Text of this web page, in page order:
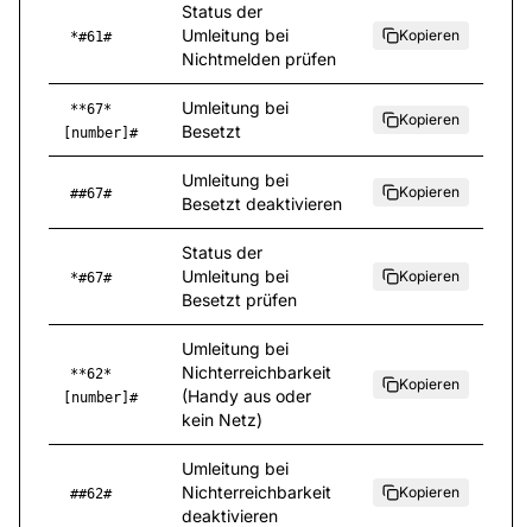
*#61#
Status der
Umleitung bei
Nichtmelden prüfen
Kopieren
**67*
[number]#
Umleitung bei
Besetzt
Kopieren
##67#
Umleitung bei
Besetzt deaktivieren
Kopieren
*#67#
Status der
Umleitung bei
Besetzt prüfen
Kopieren
**62*
[number]#
Umleitung bei
Nichterreichbarkeit
(Handy aus oder
kein Netz)
Kopieren
##62#
Umleitung bei
Nichterreichbarkeit
deaktivieren
Kopieren